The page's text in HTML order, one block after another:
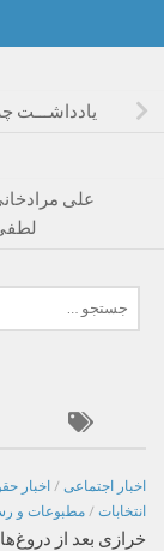
علی
برای:
اخبار اجتماعی / اخبار
انتخابات / مطبوعات و
خرازی بعد از